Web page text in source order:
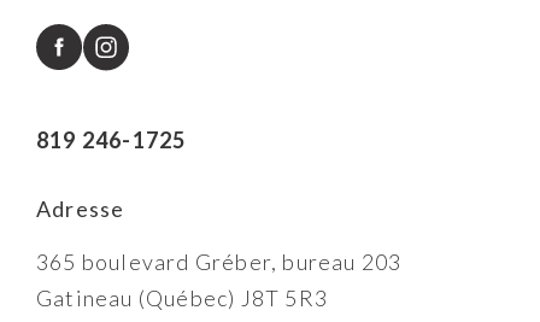
819 246-1725
Adresse
365 boulevard Gréber, bureau 203
Gatineau (Québec) J8T 5R3